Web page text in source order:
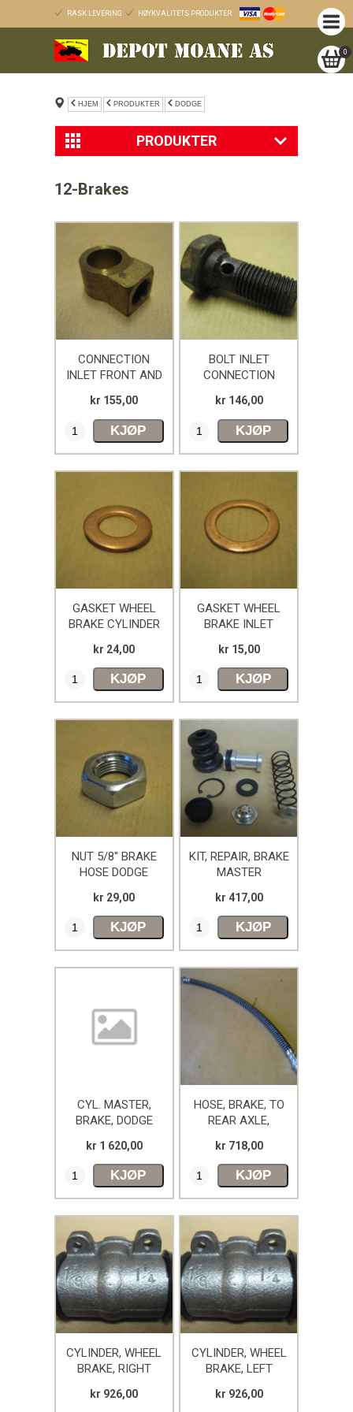
0
RASK LEVERING HØYKVALITETS PRODUKTER
HJEM PRODUKTER DODGE
PRODUKTER
Diverse varer
GMC
Dodge
01-Engine
13-Wheels, hubs and drums
03-Fuel
06-Electrical
07-Transmission
08-Transfer
14-Controls
18-Body
11-Rear Axle
10-Front axle
Weasel
HMK Shop
Radio
Bøker Dodge
12-Brakes
CONNECTION
INLET FRONT AND
BRAKE CYLINDER
kr 155,00
KJØP
BOLT INLET
CONNECTION
kr 146,00
KJØP
GASKET WHEEL
BRAKE CYLINDER
CONNECTION
kr 24,00
KJØP
GASKET WHEEL
BRAKE INLET
kr 15,00
KJØP
NUT 5/8" BRAKE
HOSE DODGE
kr 29,00
KJØP
KIT, REPAIR, BRAKE
MASTER
kr 417,00
KJØP
CYL. MASTER,
BRAKE, DODGE
kr 1 620,00
KJØP
HOSE, BRAKE, TO
REAR AXLE,
DODGE
kr 718,00
KJØP
CYLINDER, WHEEL
BRAKE, RIGHT
kr 926,00
CYLINDER, WHEEL
BRAKE, LEFT
kr 926,00